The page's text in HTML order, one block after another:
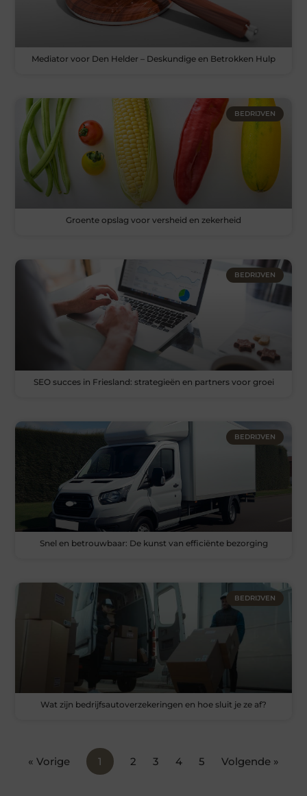
Mediator voor Den Helder – Deskundige en Betrokken Hulp
BEDRIJVEN
Groente opslag voor versheid en zekerheid
BEDRIJVEN
SEO succes in Friesland: strategieën en partners voor groei
BEDRIJVEN
Snel en betrouwbaar: De kunst van efficiënte bezorging
BEDRIJVEN
Wat zijn bedrijfsautoverzekeringen en hoe sluit je ze af?
« Vorige 1 2 3 4 5 Volgende »